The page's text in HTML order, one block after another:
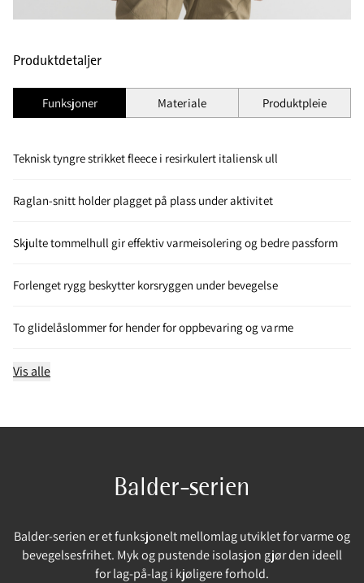
Produktdetaljer
Funksjoner Materiale Produktpleie
Teknisk tyngre strikket fleece i resirkulert italiensk ull
Raglan-snitt holder plagget på plass under aktivitet
Skjulte tommelhull gir effektiv varmeisolering og bedre passform
Forlenget rygg beskytter korsryggen under bevegelse
To glidelåslommer for hender for oppbevaring og varme
Vis alle
Balder-serien
Balder-serien er et funksjonelt mellomlag utviklet for varme og
bevegelsesfrihet. Myk og pustende isolasjon gjør den ideell
for lag-på-lag i kjøligere forhold.